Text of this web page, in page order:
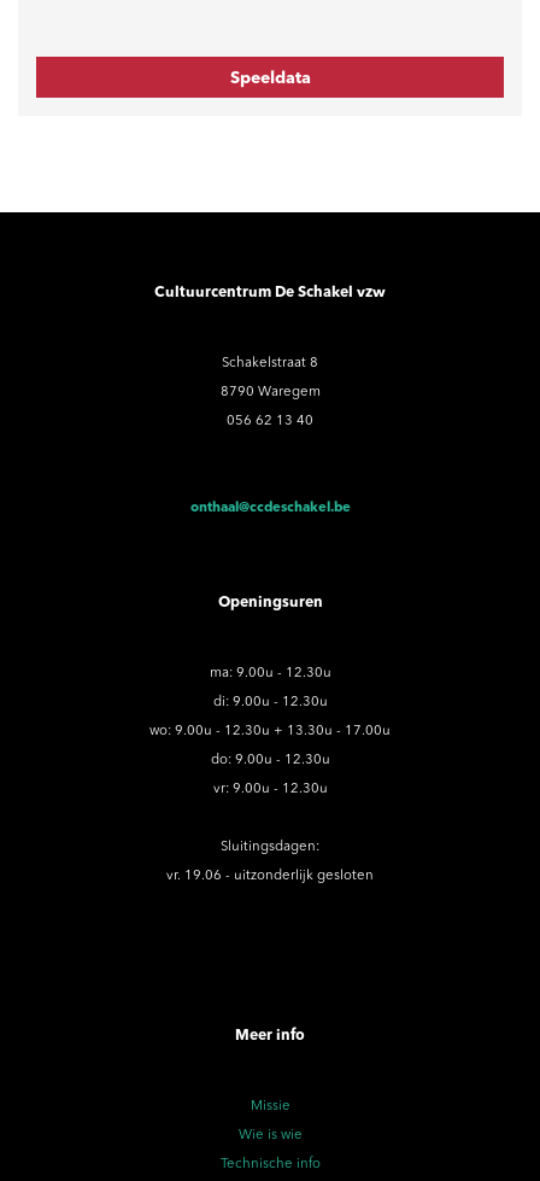
Speeldata
Cultuurcentrum De Schakel vzw
Schakelstraat 8
8790 Waregem
056 62 13 40
onthaal@ccdeschakel.be
Openingsuren
ma: 9.00u - 12.30u
di: 9.00u - 12.30u
wo: 9.00u - 12.30u + 13.30u - 17.00u
do: 9.00u - 12.30u
vr: 9.00u - 12.30u
Sluitingsdagen:
vr. 19.06 - uitzonderlijk gesloten
Meer info
Missie
Wie is wie
Technische info